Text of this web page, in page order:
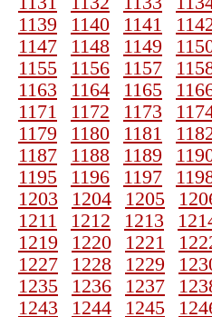
1139
1140 1141
1147
1148 1149
1155
1156 1157
1163
1164 1165
1171
1172 1173
1179
1180 1181
1187
1188 1189
1195
1196 1197
1203
1204 1205
1211
1212 1213
1219
1220 1221
1227
1228 1229
1235
1236 1237
1243
1244 1245